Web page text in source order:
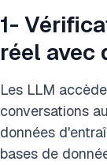
1-
réel avec
Les LLM
conversations
données
bases de